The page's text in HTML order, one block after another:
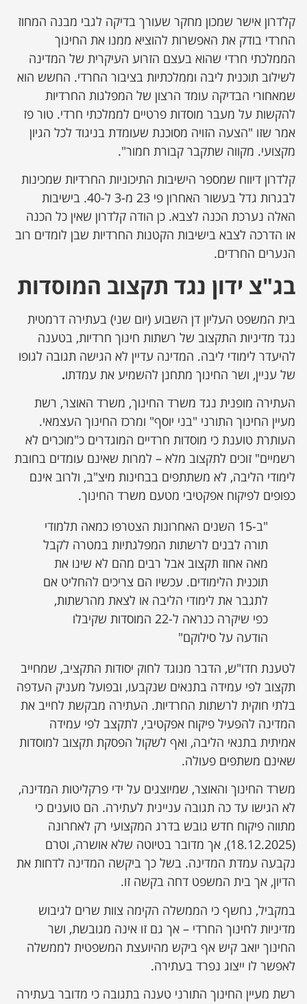
קלדרון אישר שמכון מחקר שעורך בדיקה לגבי מבנה המחוז
החרדי בודק את האפשרות להוציא ממנו את החינוך
הממלכתי חרדי שהוא בעצם הזרוע העיקרית של המדינה
לשילוב תוכנית ליבה וממלכתיות בציבור החרדי. החשש הוא
שמאחורי הבדיקה עומד הרצון של המפלגות החרדיות
להקשות על מעבר מוסדות פרטיים לממלכתי חרדי. טור פז
אמר שזו "הצעה הזויה מסוכנת שעומדת בניגוד לכל הגיון
מקצועי. מקווה שתקבר קבורת חמור".
קלדרון דיווח שמספר הישיבות התיכוניות החרדיות שמכינות
לבגרות גדל בעשור האחרון פי 23 מ-3 ל-40. בישיבות
האלה נערכת הכנה לצבא. כן הודה קלדרון שאין כל הכנה
או הדרכה לצבא בישיבות הקטנות החרדיות שבן לומדים רוב
הנערים החרדים.
בג"צ ידון נגד תקצוב המוסדות
בית המשפט העליון דן השבוע (יום שני) בעתירה דרמטית
נגד מדיניות התקצוב של רשתות חינוך חרדיות, בטענה
להיעדר לימודי ליבה. המדינה עדיין לא הגישה תגובה לגופו
של עניין, ושר החינוך מתחנן להשמיע את עמדתו.
העתירה מופנית נגד משרד החינוך, משרד האוצר, רשת
מעיין החינוך התורני "בני יוסף" ומרכז החינוך העצמאי.
העותרת טוענת כי מוסדות חרדיים המוגדרים כ"מוכרים לא
רשמיים" זוכים לתקצוב מלא – למרות שאינם עומדים בחובת
לימודי הליבה, לא משתתפים בבחינות מיצ"ב, ולרוב אינם
כפופים לפיקוח אפקטיבי מטעם משרד החינוך.
"ב-15 השנים האחרונות הצטרפו כמאה תלמודי
תורה לבנים לרשתות המפלגתיות במטרה לקבל
מאה אחוז תקצוב אבל רבים מהם לא שינו את
תוכנית הלימודים. עכשיו הם צריכים להחליט אם
לתגבר את לימודי הליבה או לצאת מהרשתות,
כפי שיקרה כנראה ל-22 המוסדות שקיבלו
הודעה על סילוקם"
לטענת חדו"ש, הדבר מנוגד לחוק יסודות התקציב, שמחייב
תקצוב לפי עמידה בתנאים שנקבעו, ובפועל מעניק העדפה
בלתי חוקית לרשתות החרדיות. העתירה מבקשת לחייב את
המדינה להפעיל פיקוח אפקטיבי, לתקצב לפי עמידה
אמיתית בתנאי הליבה, ואף לשקול הפסקת תקצוב למוסדות
שאינם משתפים פעולה.
משרד החינוך והאוצר, שמיוצגים על ידי פרקליטות המדינה,
לא הגישו עד כה תגובה עניינית לעתירה. הם טוענים כי
מתווה פיקוח חדש גובש בדרג המקצועי רק לאחרונה
(18.12.2025), אך מדובר בטיוטה שלא אושרה, וטרם
נקבעה עמדת המדינה. בשל כך ביקשה המדינה לדחות את
הדיון, אך בית המשפט דחה בקשה זו.
במקביל, נחשף כי הממשלה הקימה צוות שרים לגיבוש
מדיניות לחינוך החרדי – אך גם זו אינה מגובשת, ושר
החינוך יואב קיש אף ביקש מהיועצת המשפטית לממשלה
לאפשר לו ייצוג נפרד בעתירה.
רשת מעיין החינוך התורני טענה בתגובה כי מדובר בעתירה